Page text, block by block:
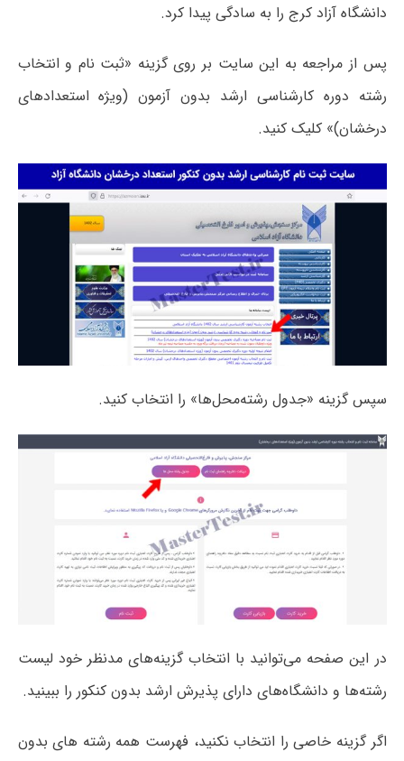
دانشگاه آزاد کرج را به سادگی پیدا کرد.
پس از مراجعه به این سایت بر روی گزینه «ثبت نام و انتخاب
رشته دوره کارشناسی ارشد بدون آزمون (ویژه استعدادهای
درخشان)» کلیک کنید.
سپس گزینه «جدول رشته‌محل‌ها» را انتخاب کنید.
در این صفحه می‌توانید با انتخاب گزینه‌های مدنظر خود لیست
رشته‌ها و دانشگاه‌های دارای پذیرش ارشد بدون کنکور را ببینید.
اگر گزینه خاصی را انتخاب نکنید، فهرست همه رشته های بدون